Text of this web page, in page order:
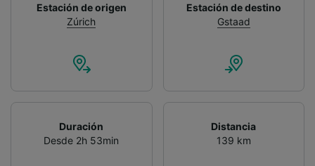
Estación de origen
Zúrich
Estación de destino
Gstaad
Duración
Desde 2h 53min
Distancia
139 km